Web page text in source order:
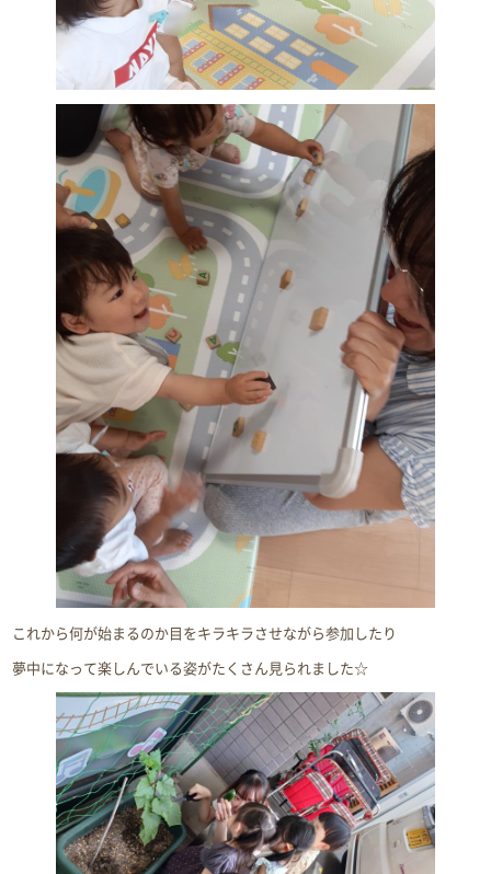
これから何が始まるのか目をキラキラさせながら参加したり
夢中になって楽しんでいる姿がたくさん見られました☆